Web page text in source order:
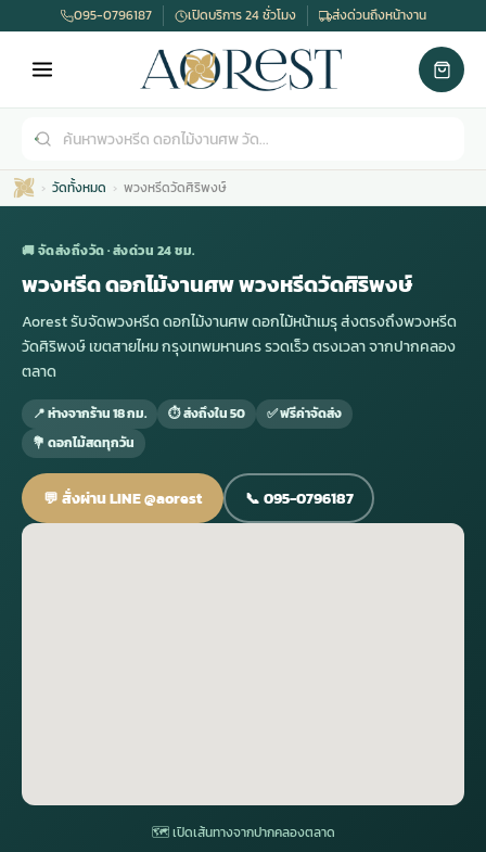
ดอกไม้หน้าศพ
ดอกไม้จัดงานศพ
จัดดอกไม้หน้าศพ
พวงหรีด กรุงเทพ
พวงหรีดราคา
สั่งพวงหรีด
มรุ
น้าเมรุ
มรุสีขาว
ไม้งานแต่ง
ไม้งานแต่ง ราคา
ไม้งานแต่ง ราคาถูก
พวงหรีดพัดลม
พวงหรีดพัดลม ราคา
พวงหรีดพัดลม ราคาถูก
รับจัดงานศพ
รับจัดงานศพ ราคา
รับจัดงานศพ ครบวงจร
095-0796187 เปิดบริการ 24 ชั่วโมง ส่งด่วนถึงหน้างาน
วัดทั้งหมด พวงหรีดวัดศิริพงษ์
🚚 จัดส่งถึงวัด · ส่งด่วน 24 ชม.
พวงหรีด ดอกไม้งานศพ พวงหรีดวัดศิริพงษ์
Aorest รับจัดพวงหรีด ดอกไม้งานศพ ดอกไม้หน้าเมรุ ส่งตรงถึงพวงหรีด
วัดศิริพงษ์ เขตสายไหม กรุงเทพมหานคร รวดเร็ว ตรงเวลา จากปากคลอง
ตลาด
📍 ห่างจากร้าน 18 กม. ⏱ ส่งถึงใน 50
✅ ฟรีค่าจัดส่ง
💐 ดอกไม้สดทุกวัน
💬 สั่งผ่าน LINE @aorest 📞 095-0796187
🗺 เปิดเส้นทางจากปากคลองตลาด